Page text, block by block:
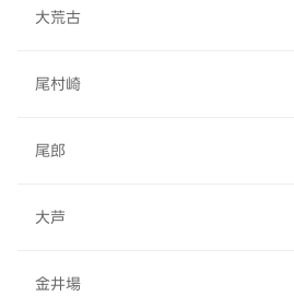
大荒古
尾村崎
尾郎
大芦
金井場